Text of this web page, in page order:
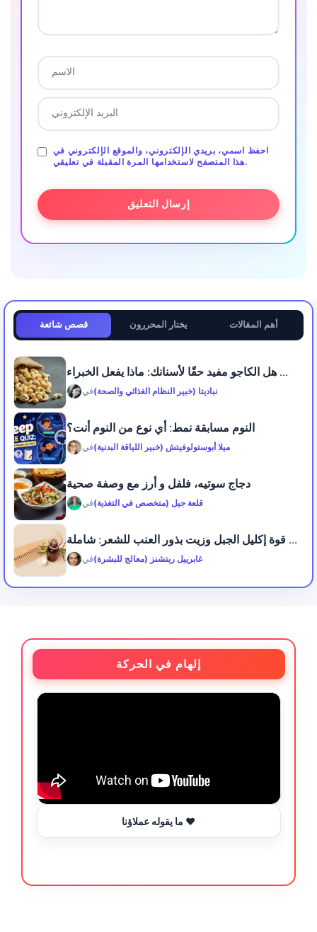
احفظ اسمي، بريدي الإلكتروني، والموقع الإلكتروني في
هذا المتصفح لاستخدامها المرة المقبلة في تعليقي.
قصص شائعة يختار المحررون أهم المقالات
هل الكاجو مفيد حقًا لأسنانك: ماذا يفعل الخبراء ...
فينباديتا (خبير النظام الغذائي والصحة)
النوم مسابقة نمط: أي نوع من النوم أنت؟
فيميلا أبوستولوفيتش (خبير اللياقة البدنية)
دجاج سوتيه، فلفل و أرز مع وصفة صحية
فيقلعة جيل (متخصص في التغذية)
قوة إكليل الجبل وزيت بذور العنب للشعر: شاملة ...
فيغابرييل ريتشنز (معالج للبشرة)
إلهام في الحركة
ما يقوله عملاؤنا ❤️